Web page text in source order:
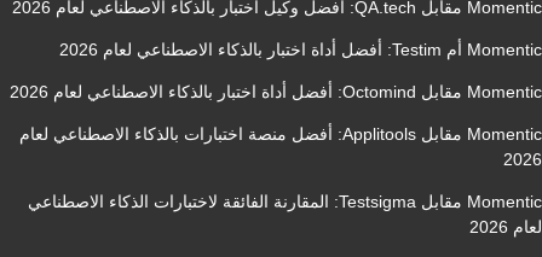
Momentic مقابل QA.tech: أفضل وكيل اختبار بالذكاء الاصطناعي لعام 2026
Momentic أم Testim: أفضل أداة اختبار بالذكاء الاصطناعي لعام 2026
Momentic مقابل Octomind: أفضل أداة اختبار بالذكاء الاصطناعي لعام 2026
Momentic مقابل Applitools: أفضل منصة اختبارات بالذكاء الاصطناعي لعام
2026
Momentic مقابل Testsigma: المقارنة الفائقة لاختبارات الذكاء الاصطناعي
لعام 2026